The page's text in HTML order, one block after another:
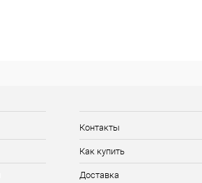
Контакты
Как купить
Доставка